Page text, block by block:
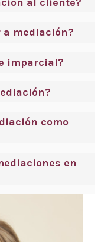
mediación?
imparcial?
como
en